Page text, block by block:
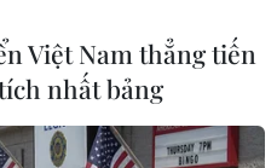
Việt Nam thẳng tiến
nhất bảng